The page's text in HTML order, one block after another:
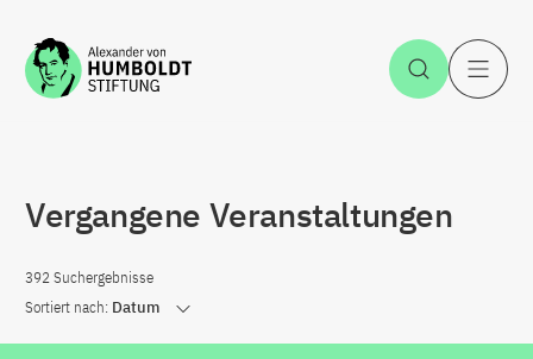
Zum Inhalt springen Suche
Vergangene Veranstaltungen
392 Suchergebnisse
Sortiert nach: Datum